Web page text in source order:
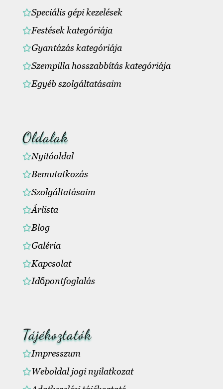
Speciális gépi kezelések
Festések kategóriája
Gyantázás kategóriája
Szempilla hosszabbítás kategóriája
Egyéb szolgáltatásaim
Oldalak
Nyitóoldal
Bemutatkozás
Szolgáltatásaim
Árlista
Blog
Galéria
Kapcsolat
Időpontfoglalás
Tájékoztatók
Impresszum
Weboldal jogi nyilatkozat